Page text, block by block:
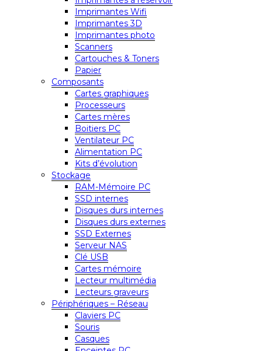
Imprimantes Wifi
Imprimantes 3D
Imprimantes photo
Scanners
Cartouches & Toners
Papier
Composants
Cartes graphiques
Processeurs
Cartes mères
Boitiers PC
Ventilateur PC
Alimentation PC
Kits d’évolution
Stockage
RAM-Mémoire PC
SSD internes
Disques durs internes
Disques durs externes
SSD Externes
Serveur NAS
Clé USB
Cartes mémoire
Lecteur multimédia
Lecteurs graveurs
Périphériques – Réseau
Claviers PC
Souris
Casques